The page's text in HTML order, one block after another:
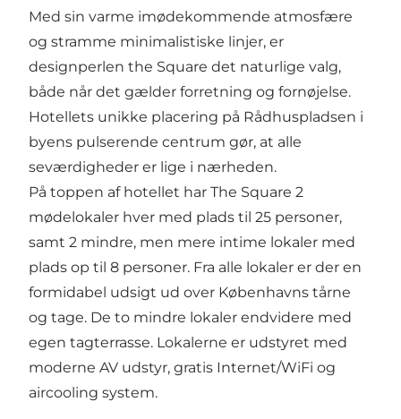
Med sin varme imødekommende atmosfære
og stramme mini­malistiske linjer, er
designperlen the Square det naturlige valg,
både når det gælder forretning og fornøjelse.
Hotellets unikke placering på Rådhuspladsen i
byens pulserende centrum gør, at alle
seværdigheder er lige i nærheden.
På toppen af hotellet har The Square 2
mødelokaler hver med plads til 25 personer,
samt 2 mindre, men mere intime lokaler med
plads op til 8 personer. Fra alle lokaler er der en
formidabel udsigt ud over Københavns tårne
og tage. De to mindre lokaler endvidere med
egen tagterrasse. Lokalerne er udstyret med
moderne AV udstyr, gratis Internet/WiFi og
aircooling system.